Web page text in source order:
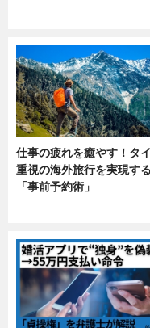
仕事の疲れを癒やす！タ
重視の海外旅行を実現する
「事前予約術」